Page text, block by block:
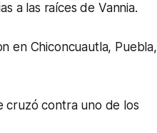
a las raíces de Vannia.
en Chiconcuautla, Puebla,
cruzó contra uno de los